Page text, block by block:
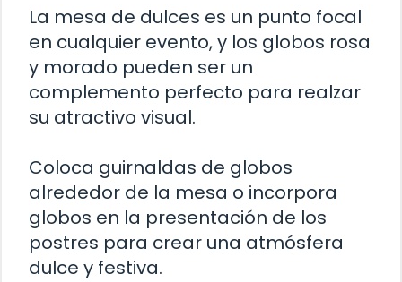
La mesa de dulces es un punto focal
en cualquier evento, y los globos rosa
y morado pueden ser un
complemento perfecto para realzar
su atractivo visual.
Coloca guirnaldas de globos
alrededor de la mesa o incorpora
globos en la presentación de los
postres para crear una atmósfera
dulce y festiva.